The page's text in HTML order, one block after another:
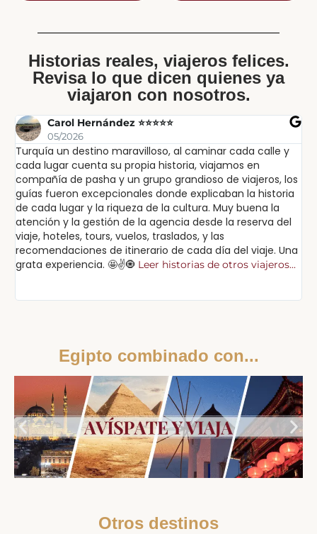
Historias reales, viajeros felices.
Revisa lo que dicen quienes ya
viajaron con nosotros.
Carol Hernández ⭐⭐⭐⭐⭐
05/2026
Turquía un destino maravilloso, al caminar cada calle y
cada lugar cuenta su propia historia, viajamos en
compañía de pasha y un grupo grandioso de viajeros, los
guías fueron excepcionales donde explicaban la historia
de cada lugar y la riqueza de la cultura. Muy buena la
atención y la gestión de la agencia desde la reserva del
viaje, hoteles, tours, vuelos, traslados, y las
recomendaciones de itinerario de cada día del viaje. Una
grata experiencia. 🤩✌️🧿 Leer historias de otros viajeros...
Egipto combinado con...
Otros destinos